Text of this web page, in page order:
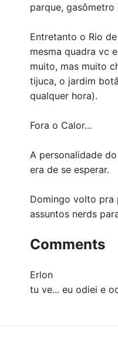
parque, gasômetro
Entretanto o Rio
mesma quadra vc
muito, mas muito
tijuca, o jardim
qualquer hora).
Fora o Calor...
A personalidade
era de se esperar.
Domingo volto pra
assuntos nerds
Comments
Erlon
tu ve... eu odiei e